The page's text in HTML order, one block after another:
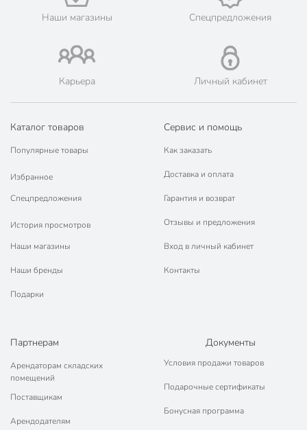
Наши магазины Спецпредложения
Карьера Личный кабинет
Каталог товаров
Популярные товары
Избранное
Спецпредложения
История просмотров
Наши магазины
Наши бренды
Подарки
Сервис и помощь
Как заказать
Доставка и оплата
Гарантия и возврат
Отзывы и предложения
Вход в личный кабинет
Контакты
Партнерам
Арендаторам складских
помещений
Поставщикам
Арендодателям
Документы
Условия продажи товаров
Подарочные сертификаты
Бонусная программа